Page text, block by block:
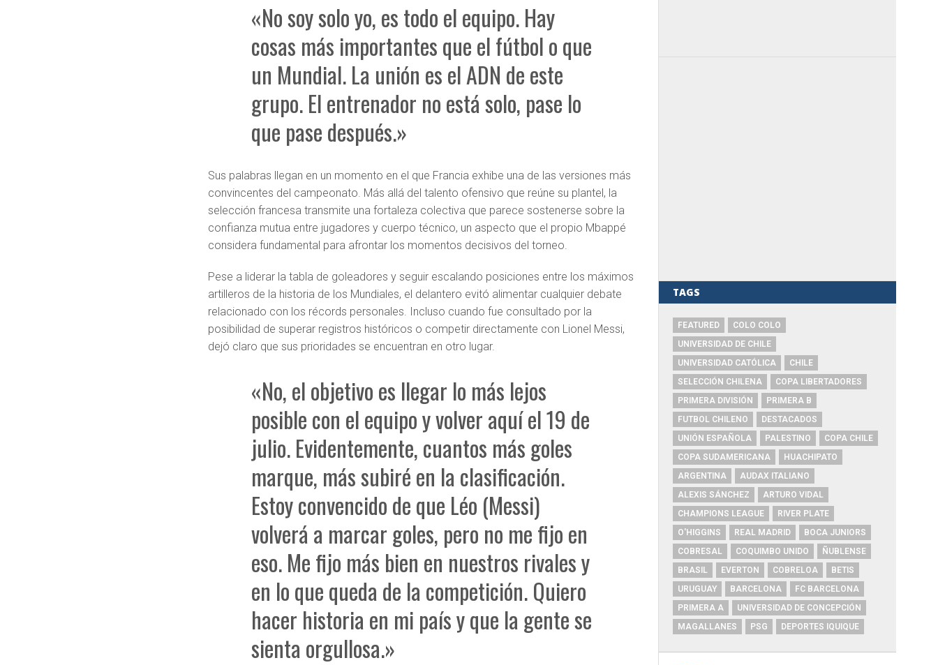
«No soy solo yo, es todo el equipo. Hay
cosas más importantes que el fútbol o que
un Mundial. La unión es el ADN de este
grupo. El entrenador no está solo, pase lo
que pase después.»
Sus palabras llegan en un momento en el que Francia exhibe una de las versiones más
convincentes del campeonato. Más allá del talento ofensivo que reúne su plantel, la
selección francesa transmite una fortaleza colectiva que parece sostenerse sobre la
confianza mutua entre jugadores y cuerpo técnico, un aspecto que el propio Mbappé
considera fundamental para afrontar los momentos decisivos del torneo.
Pese a liderar la tabla de goleadores y seguir escalando posiciones entre los máximos
artilleros de la historia de los Mundiales, el delantero evitó alimentar cualquier debate
relacionado con los récords personales. Incluso cuando fue consultado por la
posibilidad de superar registros históricos o competir directamente con Lionel Messi,
dejó claro que sus prioridades se encuentran en otro lugar.
«No, el objetivo es llegar lo más lejos
posible con el equipo y volver aquí el 19 de
julio. Evidentemente, cuantos más goles
marque, más subiré en la clasificación.
Estoy convencido de que Léo (Messi)
volverá a marcar goles, pero no me fijo en
eso. Me fijo más bien en nuestros rivales y
en lo que queda de la competición. Quiero
hacer historia en mi país y que la gente se
sienta orgullosa.»
TAGS
FEATURED
COLO COLO
UNIVERSIDAD DE CHILE
UNIVERSIDAD CATÓLICA
CHILE
SELECCIÓN CHILENA
COPA LIBERTADORES
PRIMERA DIVISIÓN
PRIMERA B
FUTBOL CHILENO
DESTACADOS
UNIÓN ESPAÑOLA
PALESTINO
COPA CHILE
COPA SUDAMERICANA
HUACHIPATO
ARGENTINA
AUDAX ITALIANO
ALEXIS SÁNCHEZ
ARTURO VIDAL
CHAMPIONS LEAGUE
RIVER PLATE
O'HIGGINS
REAL MADRID
BOCA JUNIORS
COBRESAL
COQUIMBO UNIDO
ÑUBLENSE
BRASIL
EVERTON COBRELOA
BETIS
URUGUAY
BARCELONA
FC BARCELONA
PRIMERA A
UNIVERSIDAD DE CONCEPCIÓN
MAGALLANES
PSG DEPORTES IQUIQUE